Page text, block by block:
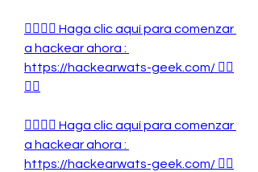
👉🏻👉🏻 Haga clic aquí para comenzar
a hackear ahora :
https://hackearwats-geek.com/ 👈🏻
👉🏻👉🏻 Haga clic aquí para comenzar
a hackear ahora :
https://hackearwats-geek.com/ 👈🏻